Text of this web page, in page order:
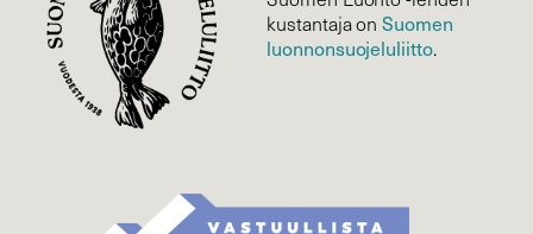
kustantaja onSuomen
luonnonsuojelu­liitto.